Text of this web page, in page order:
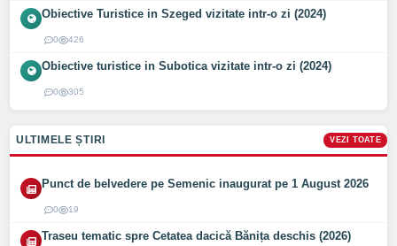
Obiective Turistice in Szeged vizitate intr-o zi (2024)
0 426
Obiective turistice in Subotica vizitate intr-o zi (2024)
0 305
ULTIMELE ȘTIRI VEZI TOATE
Punct de belvedere pe Semenic inaugurat pe 1 August 2026
0 19
Traseu tematic spre Cetatea dacică Bănița deschis (2026)